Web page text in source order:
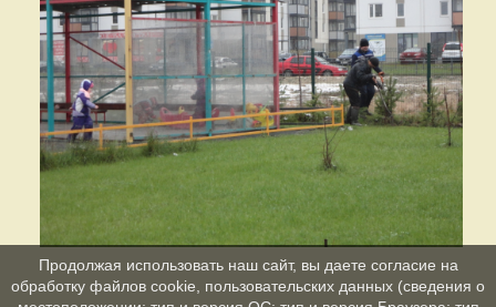
Продолжая использовать наш сайт, вы даете согласие на
обработку файлов cookie, пользовательских данных (сведения о